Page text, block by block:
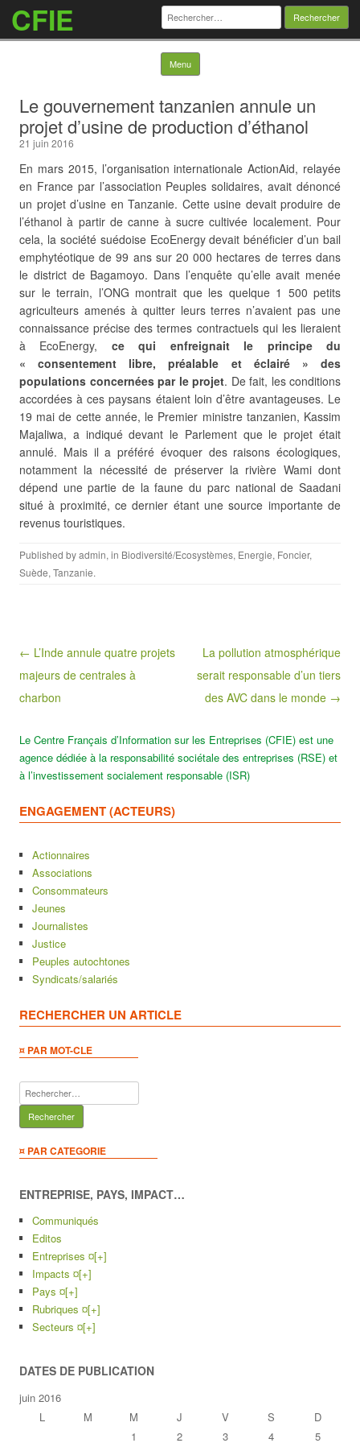
CFIE Rechercher :
Menu Skip to content
Le gouvernement tanzanien annule un
projet d’usine de production d’éthanol
21 juin 2016
En mars 2015, l’organisation internationale ActionAid, relayée
en France par l’association Peuples solidaires, avait dénoncé
un projet d’usine en Tanzanie. Cette usine devait produire de
l’éthanol à partir de canne à sucre cultivée localement. Pour
cela, la société suédoise EcoEnergy devait bénéficier d’un bail
emphytéotique de 99 ans sur 20 000 hectares de terres dans
le district de Bagamoyo. Dans l’enquête qu’elle avait menée
sur le terrain, l’ONG montrait que les quelque 1 500 petits
agriculteurs amenés à quitter leurs terres n’avaient pas une
connaissance précise des termes contractuels qui les lieraient
à EcoEnergy, ce qui enfreignait le principe du
« consentement libre, préalable et éclairé » des
populations concernées par le projet. De fait, les conditions
accordées à ces paysans étaient loin d’être avantageuses. Le
19 mai de cette année, le Premier ministre tanzanien, Kassim
Majaliwa, a indiqué devant le Parlement que le projet était
annulé. Mais il a préféré évoquer des raisons écologiques,
notamment la nécessité de préserver la rivière Wami dont
dépend une partie de la faune du parc national de Saadani
situé à proximité, ce dernier étant une source importante de
revenus touristiques.
Published byadmin, in Biodiversité/Ecosystèmes, Energie, Foncier,
Suède, Tanzanie.
Post navigation
← L’Inde annule quatre projets
majeurs de centrales à
charbon
La pollution atmosphérique
serait responsable d’un tiers
des AVC dans le monde →
Le Centre Français d’Information sur les Entreprises (CFIE) est une
agence dédiée à la responsabilité sociétale des entreprises (RSE) et
à l’investissement socialement responsable (ISR)
ENGAGEMENT (ACTEURS)
Actionnaires
Associations
Consommateurs
Jeunes
Journalistes
Justice
Peuples autochtones
Syndicats/salariés
RECHERCHER UN ARTICLE
¤ PAR MOT-CLE
Rechercher :
¤ PAR CATEGORIE
ENTREPRISE, PAYS, IMPACT…
Communiqués
Editos
Entreprises ¤[+]
Impacts ¤[+]
Pays ¤[+]
Rubriques ¤[+]
Secteurs ¤[+]
DATES DE PUBLICATION
juin 2016
L
M M J V S
D
1
2 3 4 5